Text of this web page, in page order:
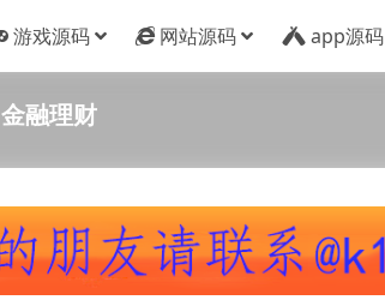
游戏源码 网站源码 app源码
金融理财